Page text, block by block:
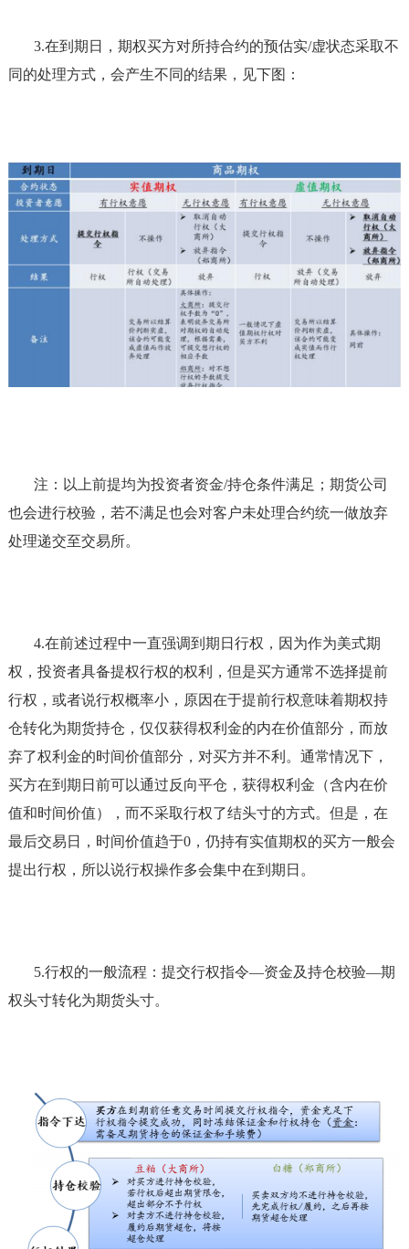
3.在到期日，期权买方对所持合约的预估实/虚状态采取不
同的处理方式，会产生不同的结果，见下图：
注：以上前提均为投资者资金/持仓条件满足；期货公司
也会进行校验，若不满足也会对客户未处理合约统一做放弃
处理递交至交易所。
4.在前述过程中一直强调到期日行权，因为作为美式期
权，投资者具备提权行权的权利，但是买方通常不选择提前
行权，或者说行权概率小，原因在于提前行权意味着期权持
仓转化为期货持仓，仅仅获得权利金的内在价值部分，而放
弃了权利金的时间价值部分，对买方并不利。通常情况下，
买方在到期日前可以通过反向平仓，获得权利金（含内在价
值和时间价值），而不采取行权了结头寸的方式。但是，在
最后交易日，时间价值趋于0，仍持有实值期权的买方一般会
提出行权，所以说行权操作多会集中在到期日。
5.行权的一般流程：提交行权指令—资金及持仓校验—期
权头寸转化为期货头寸。